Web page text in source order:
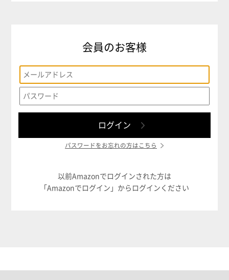
会員のお客様
パスワードをお忘れの方はこちら
以前Amazonでログインされた方は
「Amazonでログイン」からログインください